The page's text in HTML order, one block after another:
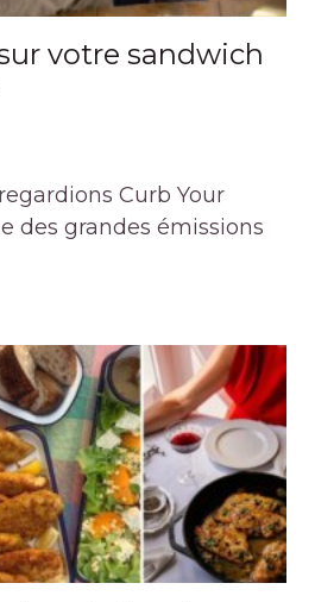
votre sandwich
Curb Your
des grandes émissions